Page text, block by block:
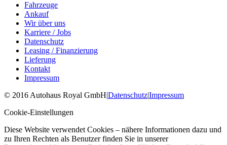
Fahrzeuge
Ankauf
Wir über uns
Karriere / Jobs
Datenschutz
Leasing / Finanzierung
Lieferung
Kontakt
Impressum
© 2016 Autohaus Royal GmbH|Datenschutz|Impressum
Cookie-Einstellungen
Diese Website verwendet Cookies – nähere Informationen dazu und
zu Ihren Rechten als Benutzer finden Sie in unserer